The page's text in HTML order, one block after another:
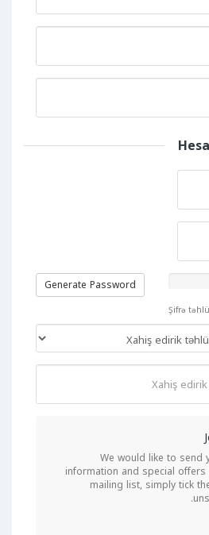
Generate Password
Şifrə
We would like to send
information and special
mailing list, simply tick